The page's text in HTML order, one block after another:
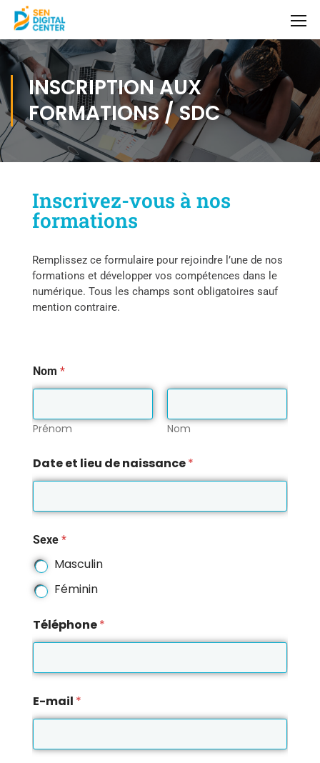
INSCRIPTION AUX
FORMATIONS / SDC
Inscrivez-vous à nos
formations
Remplissez ce formulaire pour rejoindre l’une de nos
formations et développer vos compétences dans le
numérique. Tous les champs sont obligatoires sauf
mention contraire.
o
r
a
t
o
n
s
o
m
n
t
Nom *
Prénom Nom
Date et lieu de naissance*
Sexe *
Masculin
Féminin
Téléphone*
E-mail *